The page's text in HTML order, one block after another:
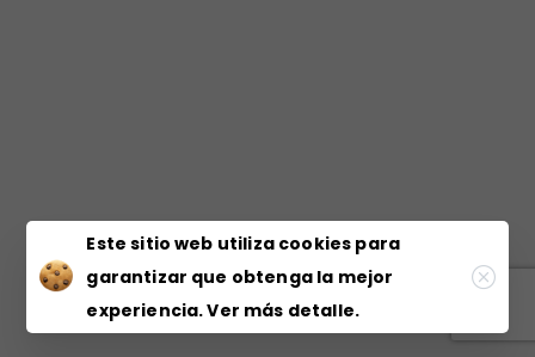
Este sitio web utiliza cookies para
garantizar que obtenga la mejor
experiencia.Ver más detalle.